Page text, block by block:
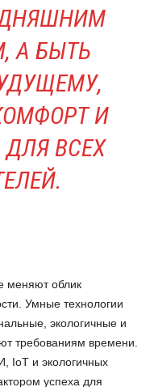
А БЫТЬ
И
ВСЕХ
меняют облик
Умные технологии
экологичные и
требованиям времени.
IoT и экологичных
успеха для